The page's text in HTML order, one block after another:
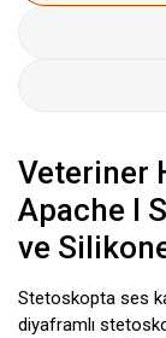
Veteriner
Apache I
ve
Stetoskopta ses
diyaframlı